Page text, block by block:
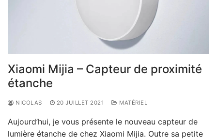
Xiaomi Mijia – Capteur de proximité
étanche
NICOLAS 20 JUILLET 2021 MATÉRIEL
Aujourd’hui, je vous présente le nouveau capteur de
lumière étanche de chez Xiaomi Mijia. Outre sa petite